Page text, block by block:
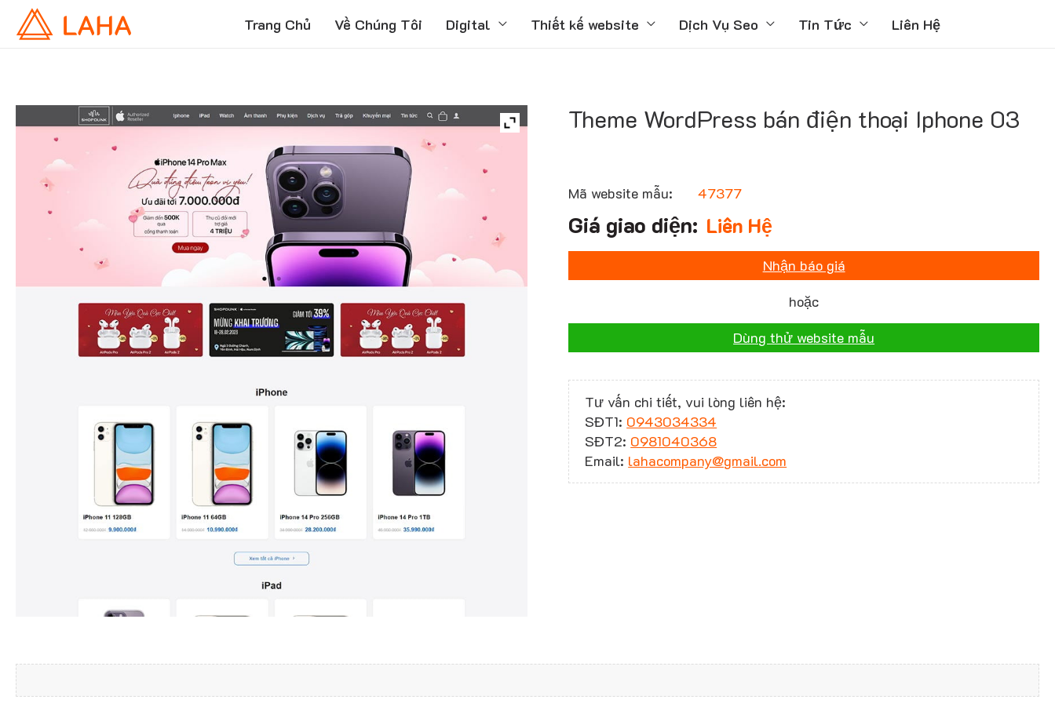
Trang Chủ Về Chúng Tôi Digital Thiết kế website Dịch Vụ Seo Tin Tức Liên Hệ
Theme WordPress bán điện thoại Iphone 03
Mã website mẫu: 47377
Liên Hệ
Nhận báo giá
hoặc
Dùng thử website mẫu
Tư vấn chi tiết, vui lòng liên hệ:
SĐT1: 0943034334
SĐT2: 0981040368
Email: lahacompany@gmail.com